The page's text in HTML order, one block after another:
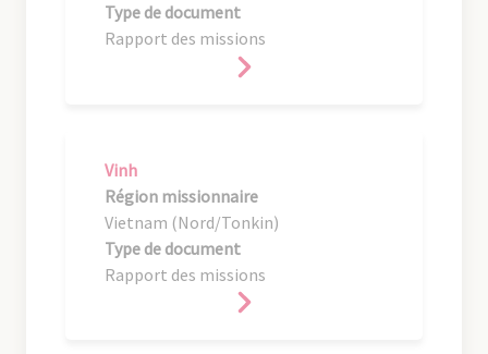
Type de document
Rapport des missions
Vinh
Région missionnaire
Vietnam (Nord/Tonkin)
Type de document
Rapport des missions